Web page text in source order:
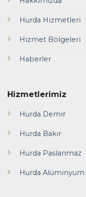
Hurda Hizmetleri
Hizmet Bölgeleri
Haberler
Hizmetlerimiz
Hurda Demir
Hurda Bakır
Hurda Paslanmaz
Hurda Alüminyum